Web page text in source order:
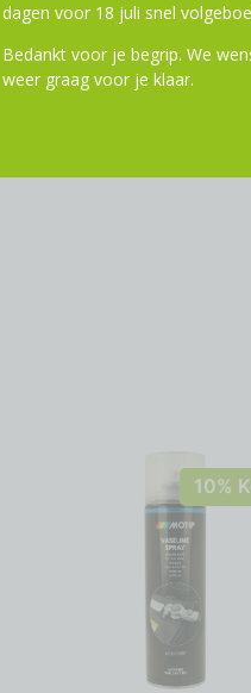
Systeem: Crate
10%
dagen voor 18 juli snel
Bedankt voor je begrip. We
weer graag voor je klaar.